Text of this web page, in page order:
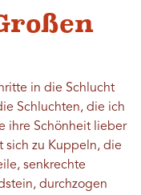
in die Schlucht
Schluchten, die ich
ihre Schönheit lieber
sich zu Kuppeln, die
senkrechte
durchzogen